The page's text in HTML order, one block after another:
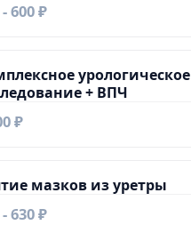
600 ₽
урологическое
+ ВПЧ
₽
мазков из уретры
630 ₽